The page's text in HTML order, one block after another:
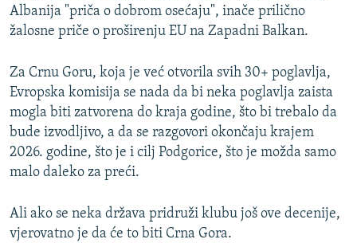
Albanija "priča o dobrom osećaju", inače prilično
žalosne priče o proširenju EU na Zapadni Balkan.
Za Crnu Goru, koja je već otvorila svih 30+ poglavlja,
Evropska komisija se nada da bi neka poglavlja zaista
mogla biti zatvorena do kraja godine, što bi trebalo da
bude izvodljivo, a da se razgovori okončaju krajem
2026. godine, što je i cilj Podgorice, što je možda samo
malo daleko za preći.
Ali ako se neka država pridruži klubu još ove decenije,
vjerovatno je da će to biti Crna Gora.